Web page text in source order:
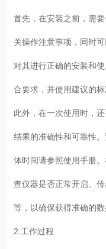
首先，在安装之前，需
关操作注意事项，同时
对其进行正确的安装和
合要求，并使用建议的
此外，在一次使用时，
结果的准确性和可靠性
体时间请参照使用手册
查仪器是否正常开启、
等，以确保获得准确的
2.工作过程